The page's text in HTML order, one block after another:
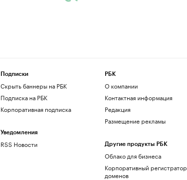
Подписки
Скрыть баннеры на РБК
Подписка на РБК
Корпоративная подписка
Уведомления
RSS Новости
РБК
О компании
Контактная информация
Редакция
Размещение рекламы
Другие продукты РБК
Облако для бизнеса
Корпоративный регистратор
доменов